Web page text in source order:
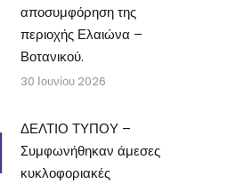
αποσυμφόρηση της
περιοχής Ελαιώνα –
Βοτανικού.
30 Ιουνίου 2026
ΔΕΛΤΙΟ ΤΥΠΟΥ –
Συμφωνήθηκαν άμεσες
κυκλοφοριακές